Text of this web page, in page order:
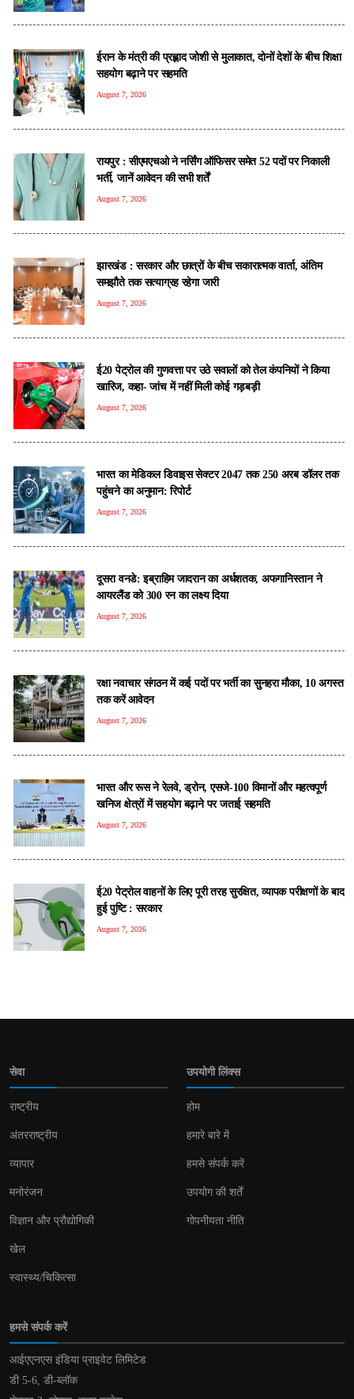
ईरान के मंत्री की प्रह्लाद जोशी से मुलाकात, दोनों देशों के बीच शिक्षा
सहयोग बढ़ाने पर सहमति
August 7, 2026
रायपुर : सीएमएचओ ने नर्सिंग ऑफिसर समेत 52 पदों पर निकाली
भर्ती, जानें आवेदन की सभी शर्तें
August 7, 2026
झारखंड : सरकार और छात्रों के बीच सकारात्मक वार्ता, अंतिम
समझौते तक सत्याग्रह रहेगा जारी
August 7, 2026
ई20 पेट्रोल की गुणवत्ता पर उठे सवालों को तेल कंपनियों ने किया
खारिज, कहा- जांच में नहीं मिली कोई गड़बड़ी
August 7, 2026
भारत का मेडिकल डिवाइस सेक्टर 2047 तक 250 अरब डॉलर तक
पहुंचने का अनुमान: रिपोर्ट
August 7, 2026
दूसरा वनडे: इब्राहिम जादरान का अर्धशतक, अफगानिस्तान ने
आयरलैंड को 300 रन का लक्ष्य दिया
August 7, 2026
रक्षा नवाचार संगठन में कई पदों पर भर्ती का सुनहरा मौका, 10 अगस्त
तक करें आवेदन
August 7, 2026
भारत और रूस ने रेलवे, ड्रोन, एसजे-100 विमानों और महत्वपूर्ण
खनिज क्षेत्रों में सहयोग बढ़ाने पर जताई सहमति
August 7, 2026
ई20 पेट्रोल वाहनों के लिए पूरी तरह सुरक्षित, व्यापक परीक्षणों के बाद
हुई पुष्टि : सरकार
August 7, 2026
सेवा
राष्ट्रीय
अंतरराष्ट्रीय
व्यापार
मनोरंजन
विज्ञान और प्रौद्योगिकी
खेल
स्वास्थ्य/चिकित्सा
उपयोगी लिंक्स
होम
हमारे बारे में
हमसे संपर्क करें
उपयोग की शर्तें
गोपनीयता नीति
हमसे संपर्क करें
आईएएनएस इंडिया प्राइवेट लिमिटेड
डी 5-6, डी-ब्लॉक